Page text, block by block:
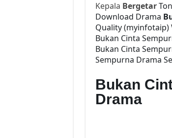
Kepala Bergetar
Download Drama
Quality (myinfotaip)
Bukan Cinta
Bukan Cinta
Sempurna Drama
Bukan
Drama